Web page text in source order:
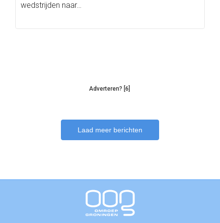
wedstrijden naar…
Adverteren? [6]
Laad meer berichten